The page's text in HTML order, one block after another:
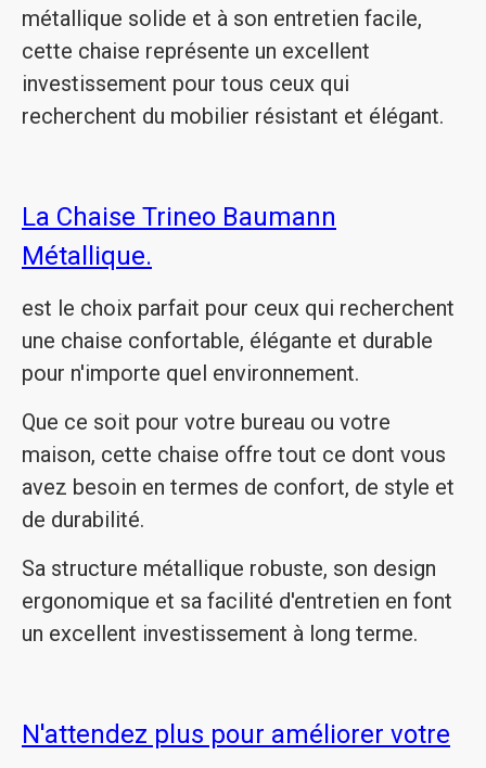
métallique solide et à son entretien facile,
cette chaise représente un excellent
investissement pour tous ceux qui
recherchent du mobilier résistant et élégant.
La Chaise Trineo Baumann
Métallique.
est le choix parfait pour ceux qui recherchent
une chaise confortable, élégante et durable
pour n'importe quel environnement.
Que ce soit pour votre bureau ou votre
maison, cette chaise offre tout ce dont vous
avez besoin en termes de confort, de style et
de durabilité.
Sa structure métallique robuste, son design
ergonomique et sa facilité d'entretien en font
un excellent investissement à long terme.
N'attendez plus pour améliorer votre